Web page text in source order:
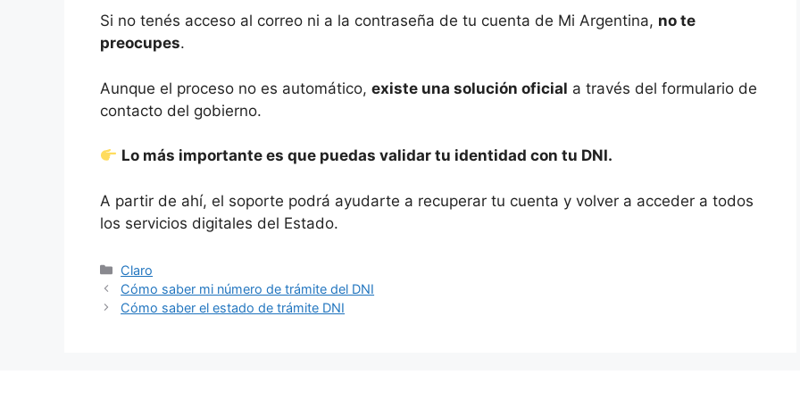
Si no tenés acceso al correo ni a la contraseña de tu cuenta de Mi Argentina, no te
preocupes.
Aunque el proceso no es automático, existe una solución oficial a través del formulario de
contacto del gobierno.
Lo más importante es que puedas validar tu identidad con tu DNI.
A partir de ahí, el soporte podrá ayudarte a recuperar tu cuenta y volver a acceder a todos
los servicios digitales del Estado.
Categorías
Claro
Cómo saber mi número de trámite del DNI
Cómo saber el estado de trámite DNI